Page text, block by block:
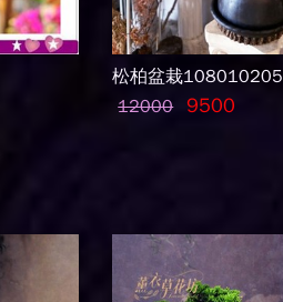
松柏盆栽108010205
12000 9500